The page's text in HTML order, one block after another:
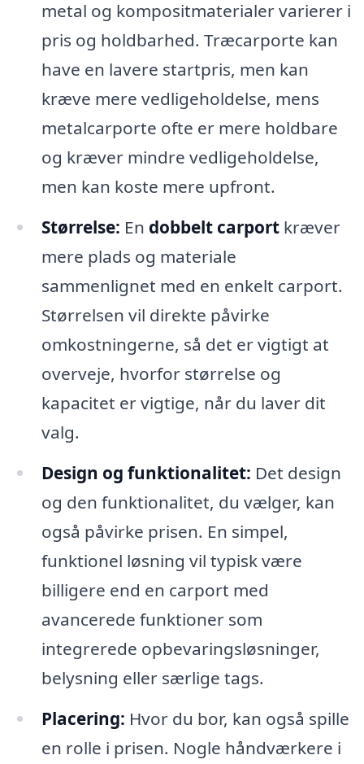
metal og kompositmaterialer varierer i
pris og holdbarhed. Træcarporte kan
have en lavere startpris, men kan
kræve mere vedligeholdelse, mens
metalcarporte ofte er mere holdbare
og kræver mindre vedligeholdelse,
men kan koste mere upfront.
Størrelse: En dobbelt carportkræver
mere plads og materiale
sammenlignet med en enkelt carport.
Størrelsen vil direkte påvirke
omkostningerne, så det er vigtigt at
overveje, hvorfor størrelse og
kapacitet er vigtige, når du laver dit
valg.
Design og funktionalitet: Det design
og den funktionalitet, du vælger, kan
også påvirke prisen. En simpel,
funktionel løsning vil typisk være
billigere end en carport med
avancerede funktioner som
integrerede opbevaringsløsninger,
belysning eller særlige tags.
Placering: Hvor du bor, kan også spille
en rolle i prisen. Nogle håndværkere i